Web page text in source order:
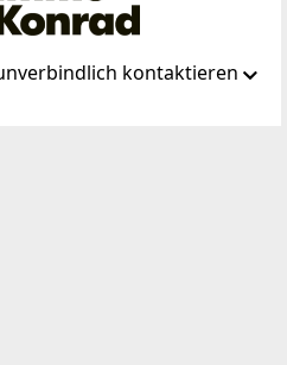
kontaktieren